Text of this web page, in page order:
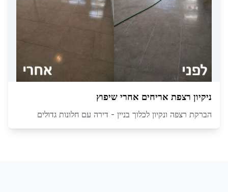
ניקיון רצפת אריחים אחרי שיפוץ
הברקת רצפה ונקיון לכלוך בניין - דירה עם חלונות גדולים